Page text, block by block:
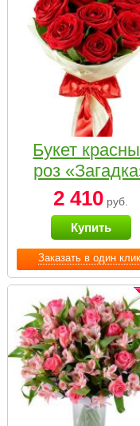
Заказать в один клик
Букет
роз
2 410 руб.
Купить